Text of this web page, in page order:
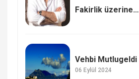
Fakirlik üzerine…
Vehbi Mutlugeldi
06 Eylül 2024